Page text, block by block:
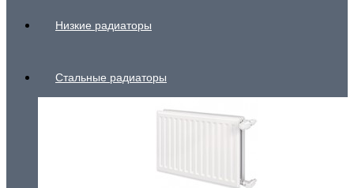
Низкие радиаторы
Стальные радиаторы